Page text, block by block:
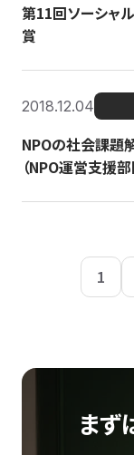
第11回ソーシャ
賞
2018.12.04
NPOの社会課題
（NPO運営支援
1
まず